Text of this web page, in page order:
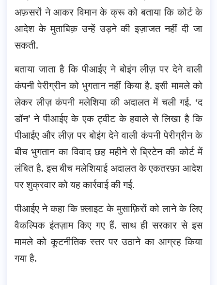
अफ़सरों ने आकर विमान के क्रू को बताया कि कोर्ट के
आदेश के मुताबिक़ उन्हें उड़ने की इज़ाजत नहीं दी जा
सकती.
बताया जाता है कि पीआईए ने बोइंग लीज़ पर देने वाली
कंपनी पेरीग्रीन को भुगतान नहीं किया है. इसी मामले को
लेकर लीज़ कंपनी मलेशिया की अदालत में चली गई. ‘द
डॉन’ ने पीआईए के एक ट्वीट के हवाले से लिखा है कि
पीआईए और लीज़ पर बोइंग देने वाली कंपनी पेरीग्रीन के
बीच भुगतान का विवाद छह महीने से ब्रिटेन की कोर्ट में
लंबित है. इस बीच मलेशियाई अदालत के एकतरफ़ा आदेश
पर शुक्रवार को यह कार्रवाई की गई.
पीआईए ने कहा कि फ़्लाइट के मुसाफ़िरों को लाने के लिए
वैकल्पिक इंतज़ाम किए गए हैं. साथ ही सरकार से इस
मामले को कूटनीतिक स्तर पर उठाने का आग्रह किया
गया है.